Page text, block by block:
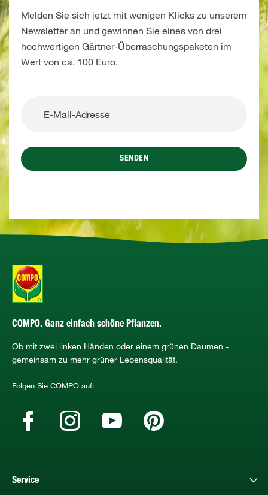
Melden Sie sich jetzt mit wenigen Klicks zu unserem
Newsletter an und gewinnen Sie eines von drei
hochwertigen Gärtner-Überraschungspaketen im
Wert von ca. 100 Euro.
SENDEN
COMPO. Ganz einfach schöne Pflanzen.
Ob mit zwei linken Händen oder einem grünen Daumen -
gemeinsam zu mehr grüner Lebensqualität.
Folgen Sie COMPO auf:
Service